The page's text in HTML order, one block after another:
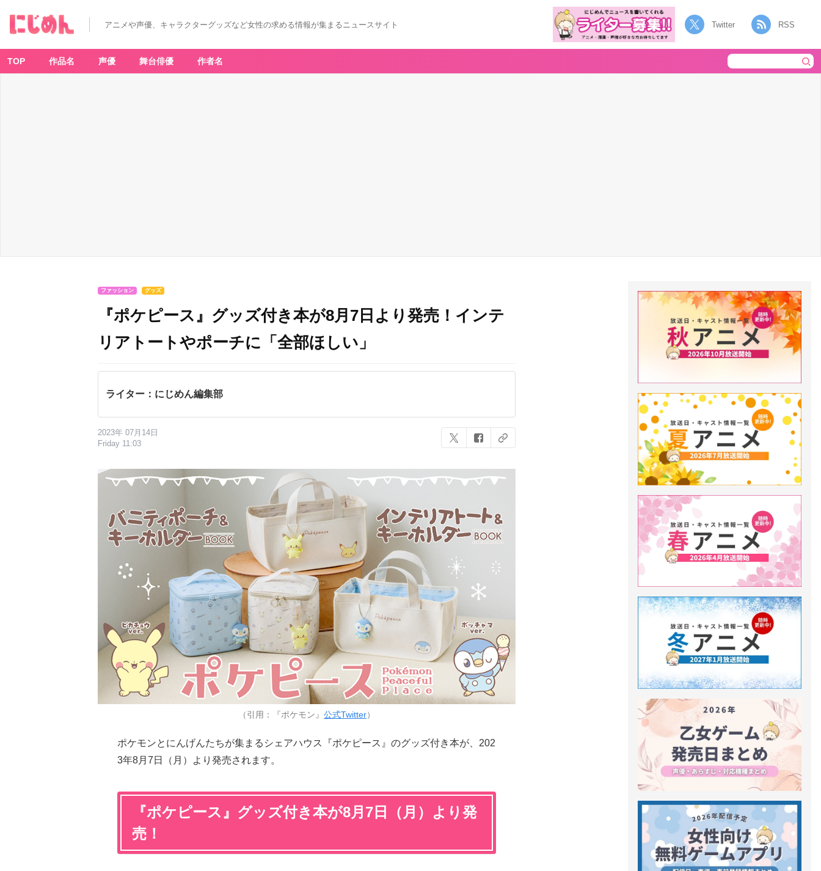
アニメや声優、キャラクターグッズなど女性の求める情報が集まるニュースサイト Twitter RSS
TOP 作品名 声優 舞台俳優 作者名
ファッション グッズ
『ポケピース』グッズ付き本が8月7日より発売！インテ
リアトートやポーチに「全部ほしい」
ライター：にじめん編集部
2023年 07月14日
Friday 11:03
（引用：『ポケモン』 公式Twitter）
ポケモンとにんげんたちが集まるシェアハウス『ポケピース』のグッズ付き本が、202
3年8月7日（月）より発売されます。
『ポケピース』グッズ付き本が8月7日（月）より発
売！